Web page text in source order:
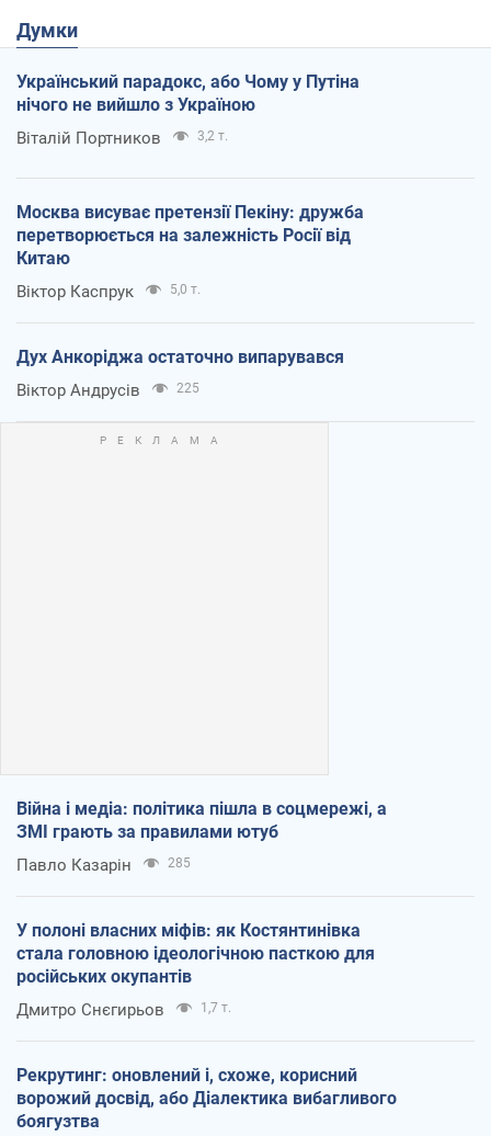
Думки
Український парадокс, або Чому у Путіна
нічого не вийшло з Україною
Віталій Портников 3,2 т.
Москва висуває претензії Пекіну: дружба
перетворюється на залежність Росії від
Китаю
Віктор Каспрук 5,0 т.
Дух Анкоріджа остаточно випарувався
Віктор Андрусів 225
Війна і медіа: політика пішла в соцмережі, а
ЗМІ грають за правилами ютуб
Павло Казарін 285
У полоні власних міфів: як Костянтинівка
стала головною ідеологічною пасткою для
російських окупантів
Дмитро Снєгирьов 1,7 т.
Рекрутинг: оновлений і, схоже, корисний
ворожий досвід, або Діалектика вибагливого
боягузтва